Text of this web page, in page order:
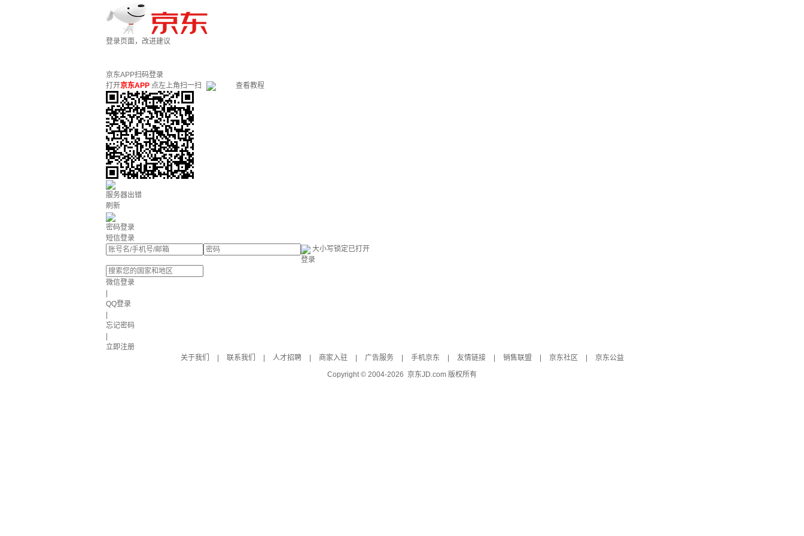
登录页面，改进建议
京东APP扫码登录
打开京东APP 点左上角扫一扫 查看教程
服务器出错
刷新
密码登录
短信登录
大小写锁定已打开
登录
微信登录
QQ登录
忘记密码
立即注册
关于我们
联系我们 人才招聘 商家入驻 广告服务 手机京东 友情链接 销售联盟 京东社区
京东公益
Copyright © 2004-2026 京东JD.com 版权所有